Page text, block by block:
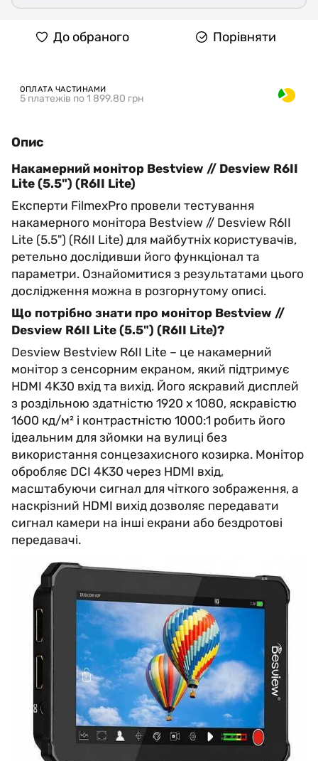
До обраного Порівняти
ОПЛАТА ЧАСТИНАМИ
5 платежів по 1 899.80 грн
Опис
Накамерний монітор Bestview // Desview R6II
Lite (5.5") (R6II Lite)
Експерти FilmexPro провели тестування
накамерного монітора Bestview // Desview R6II
Lite (5.5") (R6II Lite) для майбутніх користувачів,
ретельно дослідивши його функціонал та
параметри. Ознайомитися з результатами цього
дослідження можна в розгорнутому описі.
Що потрібно знати про монітор Bestview //
Desview R6II Lite (5.5") (R6II Lite)?
Desview Bestview R6II Lite – це накамерний
монітор з сенсорним екраном, який підтримує
HDMI 4K30 вхід та вихід. Його яскравий дисплей
з роздільною здатністю 1920 x 1080, яскравістю
1600 кд/м² і контрастністю 1000:1 робить його
ідеальним для зйомки на вулиці без
використання сонцезахисного козирка. Монітор
обробляє DCI 4K30 через HDMI вхід,
масштабуючи сигнал для чіткого зображення, а
наскрізний HDMI вихід дозволяє передавати
сигнал камери на інші екрани або бездротові
передавачі.